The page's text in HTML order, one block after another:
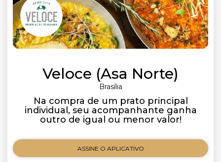
Veloce (Asa Norte)
Brasília
Na compra de um prato principal
individual, seu acompanhante ganha
outro de igual ou menor valor!
ASSINE O APLICATIVO